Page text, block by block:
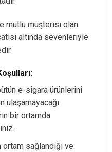
mutlu müşterisi olan
altında sevenleriyle
e-sigara ürünlerini
ulaşamayacağı
bir ortamda
sağlandığı ve